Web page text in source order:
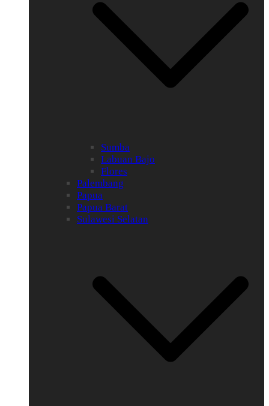
Sumba
Labuan Bajo
Flores
Palembang
Papua
Papua Barat
Sulawesi Selatan